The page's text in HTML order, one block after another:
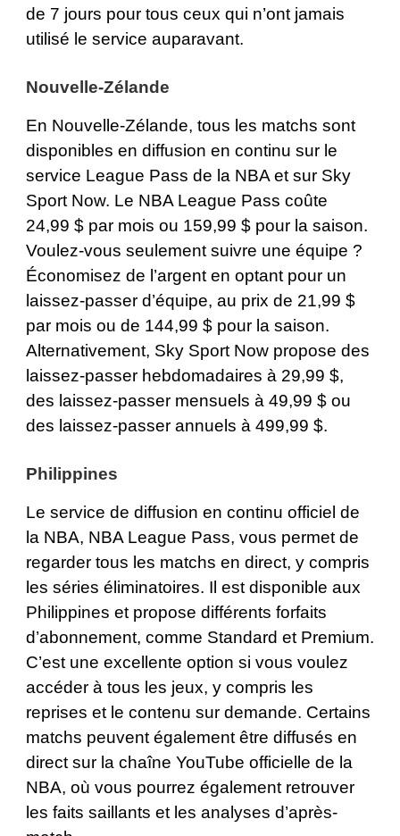
de 7 jours pour tous ceux qui n’ont jamais
utilisé le service auparavant.
Nouvelle-Zélande
En Nouvelle-Zélande, tous les matchs sont
disponibles en diffusion en continu sur le
service League Pass de la NBA et sur Sky
Sport Now. Le NBA League Pass coûte
24,99 $ par mois ou 159,99 $ pour la saison.
Voulez-vous seulement suivre une équipe ?
Économisez de l’argent en optant pour un
laissez-passer d’équipe, au prix de 21,99 $
par mois ou de 144,99 $ pour la saison.
Alternativement, Sky Sport Now propose des
laissez-passer hebdomadaires à 29,99 $,
des laissez-passer mensuels à 49,99 $ ou
des laissez-passer annuels à 499,99 $.
Philippines
Le service de diffusion en continu officiel de
la NBA, NBA League Pass, vous permet de
regarder tous les matchs en direct, y compris
les séries éliminatoires. Il est disponible aux
Philippines et propose différents forfaits
d’abonnement, comme Standard et Premium.
C’est une excellente option si vous voulez
accéder à tous les jeux, y compris les
reprises et le contenu sur demande. Certains
matchs peuvent également être diffusés en
direct sur la chaîne YouTube officielle de la
NBA, où vous pourrez également retrouver
les faits saillants et les analyses d’après-